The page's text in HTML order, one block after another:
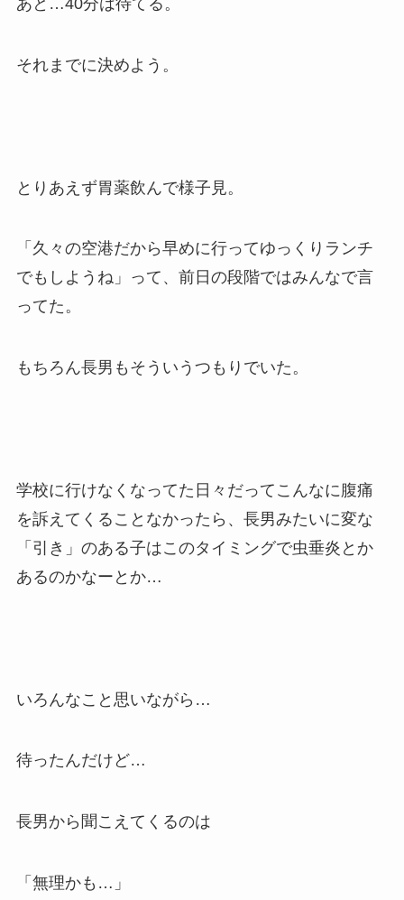
あと…40分は待てる。
それまでに決めよう。
とりあえず胃薬飲んで様子見。
「久々の空港だから早めに行ってゆっくりランチ
でもしようね」って、前日の段階ではみんなで言
ってた。
もちろん長男もそういうつもりでいた。
学校に行けなくなってた日々だってこんなに腹痛
を訴えてくることなかったら、長男みたいに変な
「引き」のある子はこのタイミングで虫垂炎とか
あるのかなーとか…
いろんなこと思いながら…
待ったんだけど…
長男から聞こえてくるのは
「無理かも…」